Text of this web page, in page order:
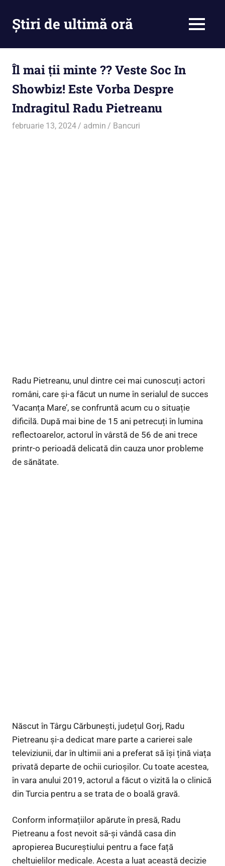
contentȘtiri de ultimă oră
ramâi
la
curent
MENU
Îl mai ții minte ?? Veste Soc In
Showbiz! Este Vorba Despre
Indragitul Radu Pietreanu
februarie 13, 2024 admin Bancuri
Radu Pietreanu, unul dintre cei mai cunoscuți actori
români, care și-a făcut un nume în serialul de succes
‘Vacanța Mare’, se confruntă acum cu o situație
dificilă. După mai bine de 15 ani petrecuți în lumina
reflectoarelor, actorul în vârstă de 56 de ani trece
printr-o perioadă delicată din cauza unor probleme
de sănătate.
Născut în Târgu Cărbunești, județul Gorj, Radu
Pietreanu și-a dedicat mare parte a carierei sale
televiziunii, dar în ultimii ani a preferat să își țină viața
privată departe de ochii curioșilor. Cu toate acestea,
în vara anului 2019, actorul a făcut o vizită la o clinică
din Turcia pentru a se trata de o boală gravă.
Conform informațiilor apărute în presă, Radu
Pietreanu a fost nevoit să-și vândă casa din
apropierea Bucureștiului pentru a face față
cheltuielilor medicale. Acesta a luat această decizie